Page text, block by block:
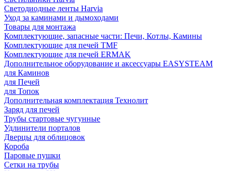
Светодиодные ленты Harvia
Уход за каминами и дымоходами
Товары для монтажа
Комплектующие, запасные части: Печи, Котлы, Камины
Комплектующие для печей TMF
Комплектующие для печей ERMAK
Дополнительное оборудование и аксессуары EASYSTEAM
для Каминов
для Печей
для Топок
Дополнительная комплектация Технолит
Заряд для печей
Трубы стартовые чугунные
Удлинители порталов
Дверцы для облицовок
Короба
Паровые пушки
Сетки на трубы